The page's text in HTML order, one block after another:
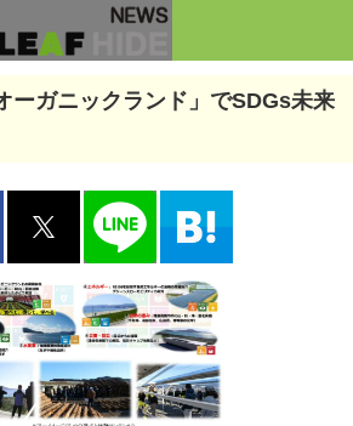
ーガニックランド」でSDGs未来